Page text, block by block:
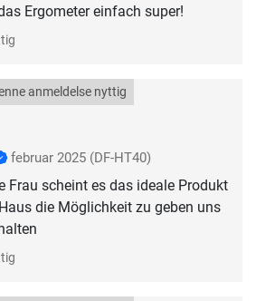
Ergometer einfach super!
anmeldelse nyttig
februar 2025 (DF-HT40)
Frau scheint es das ideale Produkt
die Möglichkeit zu geben uns